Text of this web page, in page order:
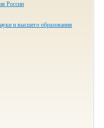
России
и высшего образования